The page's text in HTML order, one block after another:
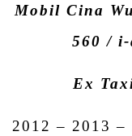
Mobil Cina
560 /
Ex
2012 – 2013 –